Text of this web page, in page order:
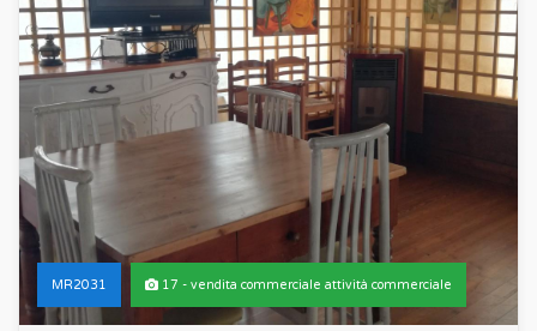
MR2031 17 - vendita commerciale attività commerciale